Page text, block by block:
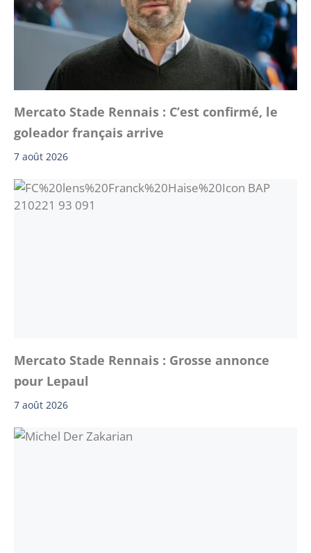
Mercato Stade Rennais : C’est confirmé, le
goleador français arrive
7 août 2026
Mercato Stade Rennais : Grosse annonce
pour Lepaul
7 août 2026